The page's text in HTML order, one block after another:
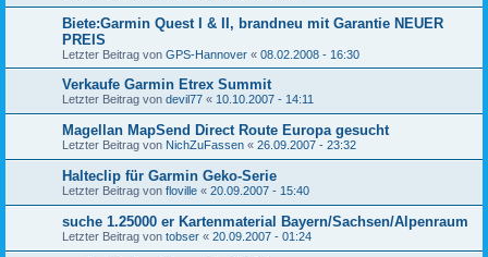
Biete:Garmin Quest I & II, brandneu mit Garantie NEUER
PREIS
Letzter Beitrag von GPS-Hannover « 08.02.2008 - 16:30
Verkaufe Garmin Etrex Summit
Letzter Beitrag von devil77 « 10.10.2007 - 14:11
Magellan MapSend Direct Route Europa gesucht
Letzter Beitrag von NichZuFassen « 26.09.2007 - 23:32
Halteclip für Garmin Geko-Serie
Letzter Beitrag von floville « 20.09.2007 - 15:40
suche 1.25000 er Kartenmaterial Bayern/Sachsen/Alpenraum
Letzter Beitrag von tobser « 20.09.2007 - 01:24